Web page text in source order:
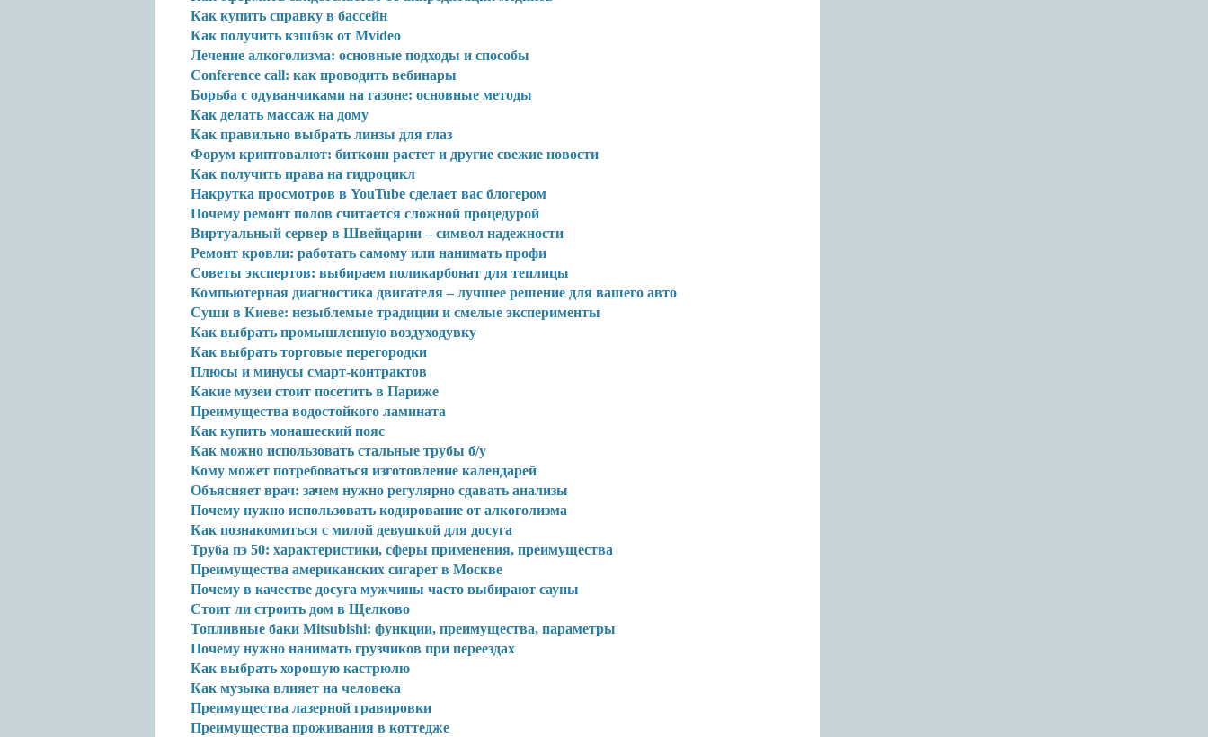
Как купить справку в бассейн
Как получить кэшбэк от Mvideo
Лечение алкоголизма: основные подходы и способы
Conference call: как проводить вебинары
Борьба с одуванчиками на газоне: основные методы
Как делать массаж на дому
Как правильно выбрать линзы для глаз
Форум криптовалют: биткоин растет и другие свежие новости
Как получить права на гидроцикл
Накрутка просмотров в YouTube сделает вас блогером
Почему ремонт полов считается сложной процедурой
Виртуальный сервер в Швейцарии – символ надежности
Ремонт кровли: работать самому или нанимать профи
Советы экспертов: выбираем поликарбонат для теплицы
Компьютерная диагностика двигателя – лучшее решение для вашего авто
Суши в Киеве: незыблемые традиции и смелые эксперименты
Как выбрать промышленную воздуходувку
Как выбрать торговые перегородки
Плюсы и минусы смарт-контрактов
Какие музеи стоит посетить в Париже
Преимущества водостойкого ламината
Как купить монашеский пояс
Как можно использовать стальные трубы б/у
Кому может потребоваться изготовление календарей
Объясняет врач: зачем нужно регулярно сдавать анализы
Почему нужно использовать кодирование от алкоголизма
Как познакомиться с милой девушкой для досуга
Труба пэ 50: характеристики, сферы применения, преимущества
Преимущества американских сигарет в Москве
Почему в качестве досуга мужчины часто выбирают сауны
Стоит ли строить дом в Щелково
Топливные баки Mitsubishi: функции, преимущества, параметры
Почему нужно нанимать грузчиков при переездах
Как выбрать хорошую кастрюлю
Как музыка влияет на человека
Преимущества лазерной гравировки
Преимущества проживания в коттедже